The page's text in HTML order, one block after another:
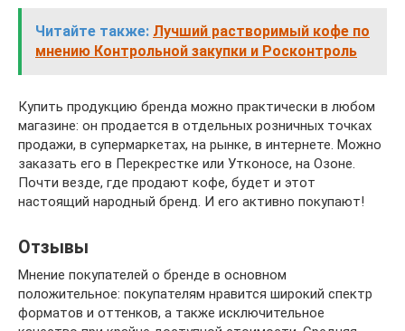
Читайте также: Лучший растворимый кофе по
мнению Контрольной закупки и Росконтроль
Купить продукцию бренда можно практически в любом
магазине: он продается в отдельных розничных точках
продажи, в супермаркетах, на рынке, в интернете. Можно
заказать его в Перекрестке или Утконосе, на Озоне.
Почти везде, где продают кофе, будет и этот
настоящий народный бренд. И его активно покупают!
Отзывы
Мнение покупателей о бренде в основном
положительное: покупателям нравится широкий спектр
форматов и оттенков, а также исключительное